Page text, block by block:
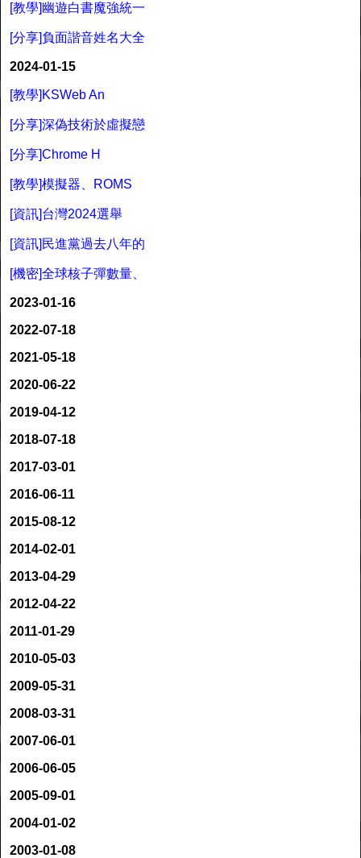
[教學]幽遊白書魔強統一
[分享]負面諧音姓名大全
2024-01-15
[教學]KSWeb An
[分享]深偽技術於虛擬戀
[分享]Chrome H
[教學]模擬器、ROMS
[資訊]台灣2024選舉
[資訊]民進黨過去八年的
[機密]全球核子彈數量、
2023-01-16
2022-07-18
2021-05-18
2020-06-22
2019-04-12
2018-07-18
2017-03-01
2016-06-11
2015-08-12
2014-02-01
2013-04-29
2012-04-22
2011-01-29
2010-05-03
2009-05-31
2008-03-31
2007-06-01
2006-06-05
2005-09-01
2004-01-02
2003-01-08